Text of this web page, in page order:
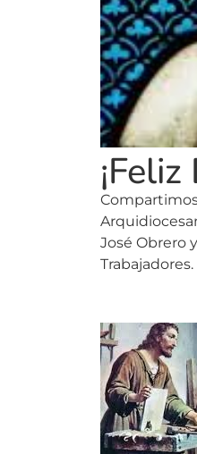
José Obrero
Trabajadores.